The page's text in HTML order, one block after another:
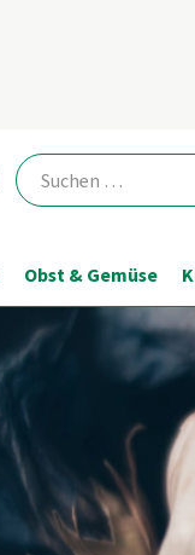
Obst & Gemüse